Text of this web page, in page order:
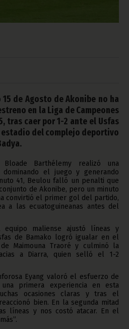
de Agosto de Akonibe no ha
en la Liga de Campeones
tras caer por 1-2 ante el Usfas
estadio del complejo deportivo
Barthélemy realizó una
dominando el juego y generando
41, Beulou falló un penalti que
de Akonibe, pero un minuto
convirtió el primer gol del partido,
a las ecuatoguineanas antes del
maliense ajustó líneas y
de Bamako logró igualar en el
Maimouna Traoré y culminó la
a Diarra, quien selló el 1-2
Eyang valoró el esfuerzo de
primera experiencia en esta
ocasiones claras y tras el
bien. En la segunda mitad
líneas y nos costó atacar. En el